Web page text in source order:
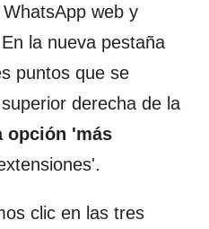
web y
la nueva pestaña
puntos que se
derecha de la
opción 'más
clic en las tres